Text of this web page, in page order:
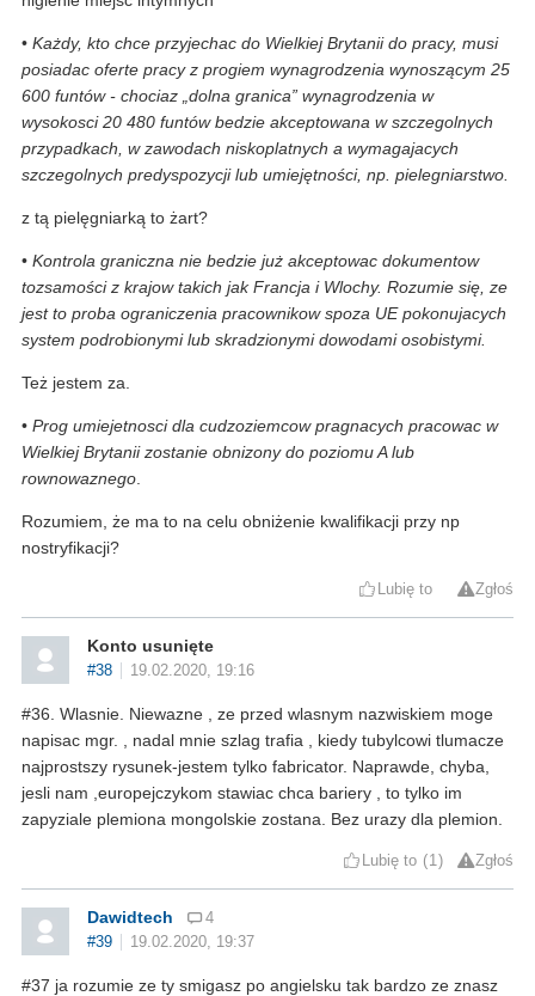
• Każdy, kto chce przyjechac do Wielkiej Brytanii do pracy, musi
posiadac oferte pracy z progiem wynagrodzenia wynoszącym 25
600 funtów - chociaz „dolna granica” wynagrodzenia w
wysokosci 20 480 funtów bedzie akceptowana w szczegolnych
przypadkach, w zawodach niskoplatnych a wymagajacych
szczegolnych predyspozycji lub umiejętności, np. pielegniarstwo.
z tą pielęgniarką to żart?
• Kontrola graniczna nie bedzie już akceptowac dokumentow
tozsamości z krajow takich jak Francja i Wlochy. Rozumie się, ze
jest to proba ograniczenia pracownikow spoza UE pokonujacych
system podrobionymi lub skradzionymi dowodami osobistymi.
Też jestem za.
• Prog umiejetnosci dla cudzoziemcow pragnacych pracowac w
Wielkiej Brytanii zostanie obnizony do poziomu A lub
rownowaznego
Rozumiem, że ma to na celu obniżenie kwalifikacji przy np
nostryfikacji?
Lubię to Zgłoś
Konto usunięte
#38 19.02.2020, 19:16
#36. Wlasnie. Niewazne , ze przed wlasnym nazwiskiem moge
napisac mgr. , nadal mnie szlag trafia , kiedy tubylcowi tlumacze
najprostszy rysunek-jestem tylko fabricator. Naprawde, chyba,
jesli nam ,europejczykom stawiac chca bariery , to tylko im
zapyziale plemiona mongolskie zostana. Bez urazy dla plemion.
Lubię to 1 Zgłoś
Dawidtech
4
#39
19.02.2020, 19:37
#37 ja rozumie ze ty smigasz po angielsku tak bardzo ze znasz